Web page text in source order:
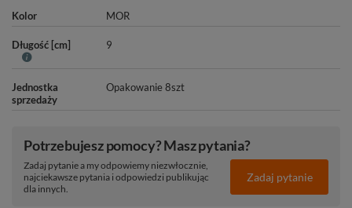
Kolor MOR
Długość [cm] 9
Jednostka
sprzedaży
Opakowanie 8szt
Potrzebujesz pomocy? Masz pytania?
Zadaj pytanie a my odpowiemy niezwłocznie,
najciekawsze pytania i odpowiedzi publikując
dla innych.
Zadaj pytanie